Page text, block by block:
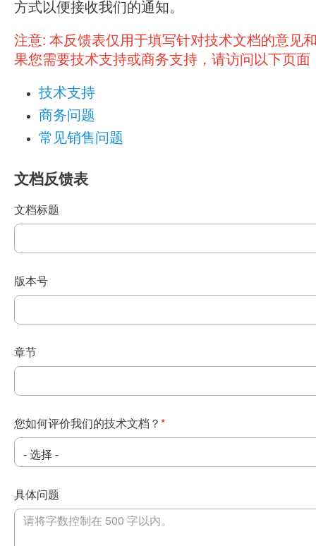
方式以便接收我们的通知。
注意: 本反馈表仅用于填写针对技术文档的意见
果您需要技术支持或商务支持，请访问以下页面
技术支持
商务问题
常见销售问题
文档反馈表
文档标题
版本号
章节
您如何评价我们的技术文档？ *
具体问题